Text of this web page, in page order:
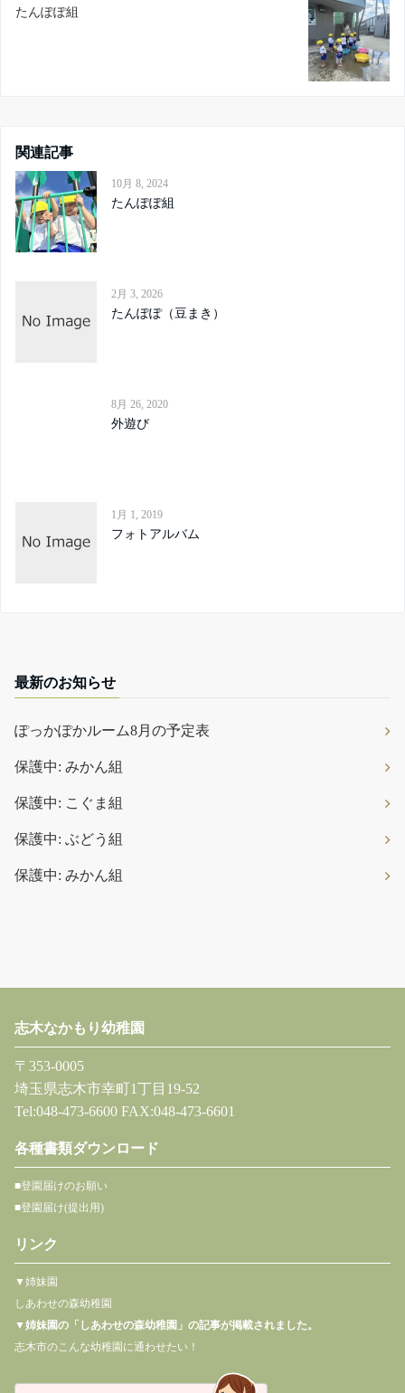
たんぽぽ組
関連記事
10月 8, 2024
たんぽぽ組
2月 3, 2026
たんぽぽ（豆まき）
8月 26, 2020
外遊び
1月 1, 2019
フォトアルバム
最新のお知らせ
ぽっかぽかルーム8月の予定表
保護中: みかん組
保護中: こぐま組
保護中: ぶどう組
保護中: みかん組
志木なかもり幼稚園
〒353-0005
埼玉県志木市幸町1丁目19-52
Tel:048-473-6600 FAX:048-473-6601
各種書類ダウンロード
■登園届けのお願い
■登園届け(提出用)
リンク
▼姉妹園
しあわせの森幼稚園
▼姉妹園の「しあわせの森幼稚園」の記事が掲載されました。
志木市のこんな幼稚園に通わせたい！